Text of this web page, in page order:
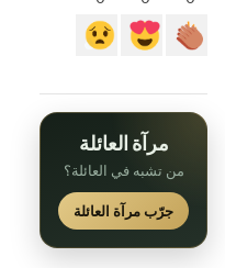
مرآة العائلة
من تشبه في العائلة؟
جرّب مرآة العائلة